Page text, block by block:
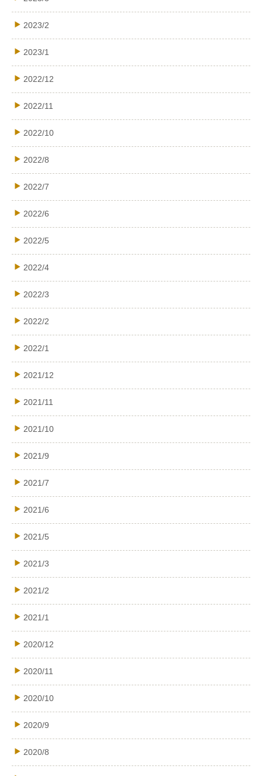
2023/2
2023/1
2022/12
2022/11
2022/10
2022/8
2022/7
2022/6
2022/5
2022/4
2022/3
2022/2
2022/1
2021/12
2021/11
2021/10
2021/9
2021/7
2021/6
2021/5
2021/3
2021/2
2021/1
2020/12
2020/11
2020/10
2020/9
2020/8